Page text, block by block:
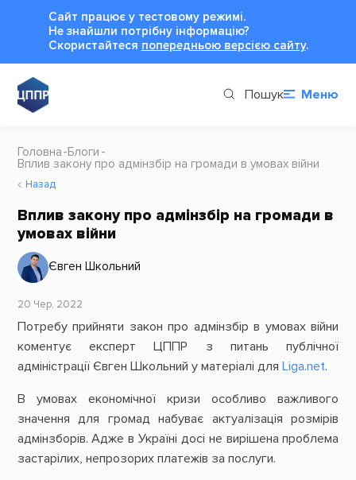
Сайт працює у тестовому режимі.
Не знайшли потрібну інформацію?
Cкористайтеся попередньою версією сайту.
Пошук Меню
Головна Блоги
Вплив закону про адмінзбір на громади в умовах війни
Назад
Вплив закону про адмінзбір на громади в
умовах війни
Євген Школьний
20 Чер, 2022
Потребу прийняти закон про адмінзбір в умовах війни
коментує експерт ЦППР з питань публічної
адміністрації Євген Школьний у матеріалі для Liga.net.
В умовах економічної кризи особливо важливого
значення для громад набуває актуалізація розмірів
адмінзборів. Адже в Україні досі не вирішена проблема
застарілих, непрозорих платежів за послуги.